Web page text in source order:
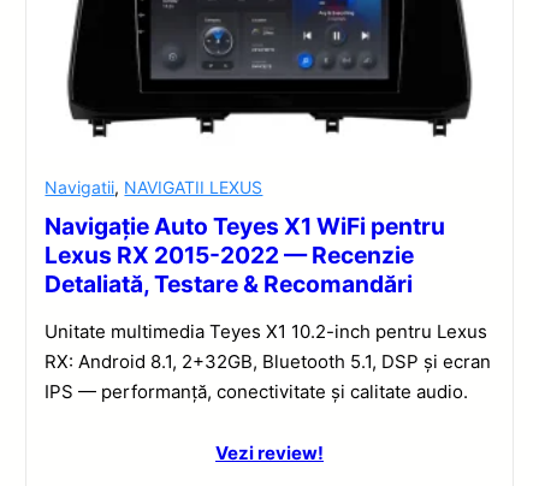
Navigatii, NAVIGATII LEXUS
Navigație Auto Teyes X1 WiFi pentru
Lexus RX 2015-2022 — Recenzie
Detaliată, Testare & Recomandări
Unitate multimedia Teyes X1 10.2-inch pentru Lexus
RX: Android 8.1, 2+32GB, Bluetooth 5.1, DSP și ecran
IPS — performanță, conectivitate și calitate audio.
Vezi review!